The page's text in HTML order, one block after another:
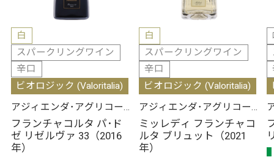
白
スパークリングワイン
辛口
ビオロジック (Valoritalia)
アジィエンダ･アグリコー
ラ･フェルゲッティーナ
フランチャコルタ パ･ド
ゼ リゼルヴァ 33（2016
年）
白
スパークリングワイン
辛口
ビオロジック (Valoritalia)
アジィエンダ･アグリコー
ラ･フェルゲッティーナ
ミッレディ フランチャコ
ルタ ブリュット（2021
年）